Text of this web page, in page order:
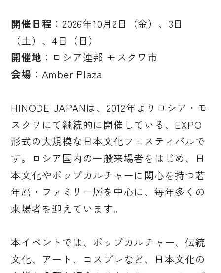
開催日程 ：2026年10月2日（金）、3日
（土）、4日（日）
開催地 ：ロシア連邦 モスクワ市
会場 ：Amber Plaza
HINODE JAPANは、2012年よりロシア・モ
スクワにて継続的に開催している、EXPO
形式の大規模な日本文化フェスティバルで
す。ロシア国内の一般来場者をはじめ、日
本文化やポップカルチャーに関心を持つ若
年層・ファミリー層を中心に、毎年多くの
来場者を迎えています。
本イベントでは、ポップカルチャー、伝統
文化、アート、コスプレなど、日本文化の